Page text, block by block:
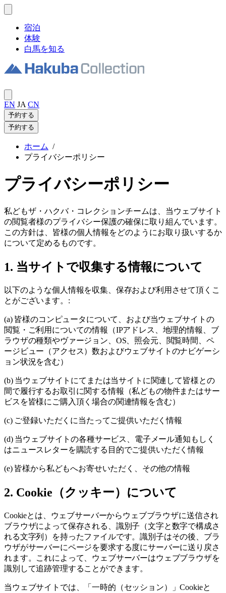
宿泊
体験
白馬を知る
EN JA CN
予約する
予約する
ホーム /
プライバシーポリシー
プライバシーポリシー
私どもザ・ハクバ・コレクションチームは、当ウェブサイト
の閲覧者様のプライバシー保護の確保に取り組んでいます。
この方針は、皆様の個人情報をどのようにお取り扱いするか
について定めるものです。
1. 当サイトで収集する情報について
以下のような個人情報を収集、保存および利用させて頂くこ
とがございます。:
(a) 皆様のコンピュータについて、および当ウェブサイトの
閲覧・ご利用についての情報（IPアドレス、地理的情報、ブ
ラウザの種類やヴァージョン、OS、照会元、閲覧時間、ペ
ージビュー（アクセス）数およびウェブサイトのナビゲーシ
ョン状況を含む）
(b) 当ウェブサイトにてまたは当サイトに関連して皆様との
間で履行するお取引に関する情報（私どもの物件またはサー
ビスを皆様にご購入頂く場合の関連情報を含む）
(c) ご登録いただくに当たってご提供いただく情報
(d) 当ウェブサイトの各種サービス、電子メール通知もしく
はニュースレターを購読する目的でご提供いただく情報
(e) 皆様から私どもへお寄せいただく、その他の情報
2. Cookie（クッキー）について
Cookieとは、ウェブサーバーからウェブブラウザに送信され
ブラウザによって保存される、識別子（文字と数字で構成さ
れる文字列）を持ったファイルです。識別子はその後、ブラ
ウザがサーバーにページを要求する度にサーバーに送り戻さ
れます。これによって、ウェブサーバーはウェブブラウザを
識別して追跡管理することができます。
当ウェブサイトでは、「一時的（セッション）」Cookieと